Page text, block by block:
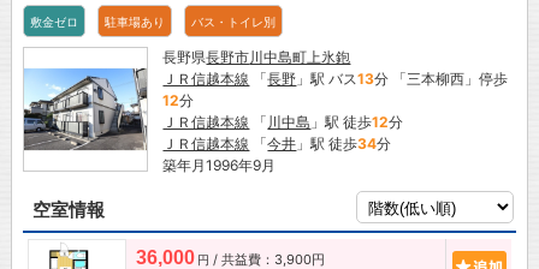
敷金ゼロ 駐車場あり バス・トイレ別
長野県長野市川中島町上氷鉋
ＪＲ信越本線 「長野 」駅 バス13分 「三本柳西」停歩
12分
ＪＲ信越本線 「 川中島 」駅 徒歩12分
ＪＲ信越本線 「今井 」駅 徒歩34分
築年月1996年9月
空室情報
36,000 円 / 共益費：3,900円